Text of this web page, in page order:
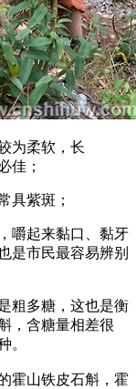
为柔软，长
佳；
具紫斑；
嚼起来黏口、黏牙
是市民最容易辨别
粗多糖，这也是衡
，含糖量相差很
。
霍山铁皮石斛，霍